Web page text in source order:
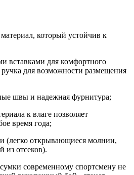
который устойчив к
вставками для комфортного
ручка для возможности размещения
швы и надежная фурнитура;
к влаге позволяет
время года;
(легко открывающиеся молнии,
из отсеков).
современному спортсмену не